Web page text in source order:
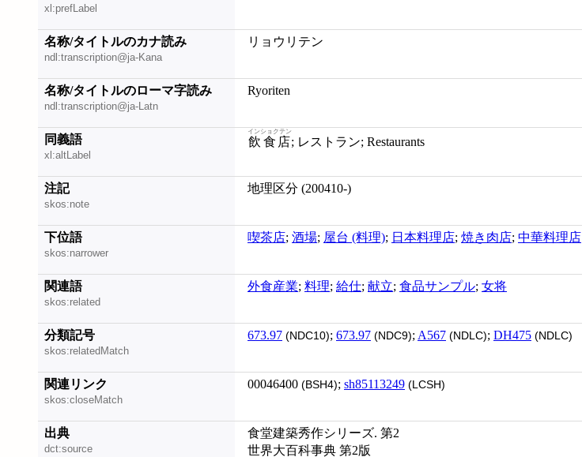
xl:prefLabel
名称/タイトルのカナ読み
ndl:transcription@ja-Kana
リョウリテン
名称/タイトルのローマ字読み
ndl:transcription@ja-Latn
Ryoriten
同義語
xl:altLabel
飲食店
インショクテン
; レストラン; Restaurants
注記
skos:note
地理区分 (200410-)
下位語
skos:narrower
喫茶店; 酒場; 屋台 (料理); 日本料理店; 焼き肉店; 中華料理店
関連語
skos:related
外食産業; 料理; 給仕; 献立; 食品サンプル; 女将
分類記号
skos:relatedMatch
673.97 (NDC10); 673.97 (NDC9); A567 (NDLC); DH475 (NDLC)
関連リンク
skos:closeMatch
00046400 (BSH4); sh85113249 (LCSH)
出典
dct:source
食堂建築秀作シリーズ. 第2
世界大百科事典 第2版